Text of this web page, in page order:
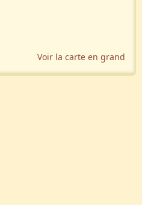
Voir la carte en grand